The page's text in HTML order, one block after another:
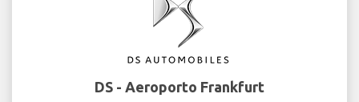
DS - Aeroporto Frankfurt